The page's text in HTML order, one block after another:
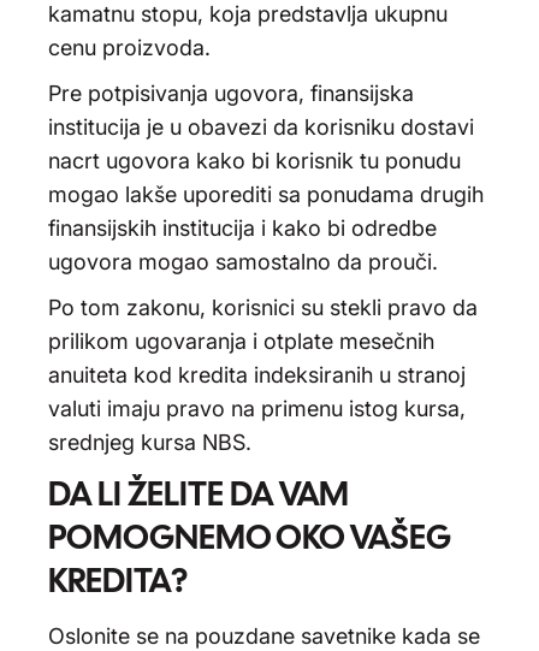
kamatnu stopu, koja predstavlja ukupnu
cenu proizvoda.
Pre potpisivanja ugovora, finansijska
institucija je u obavezi da korisniku dostavi
nacrt ugovora kako bi korisnik tu ponudu
mogao lakše uporediti sa ponudama drugih
finansijskih institucija i kako bi odredbe
ugovora mogao samostalno da prouči.
Po tom zakonu, korisnici su stekli pravo da
prilikom ugovaranja i otplate mesečnih
anuiteta kod kredita indeksiranih u stranoj
valuti imaju pravo na primenu istog kursa,
srednjeg kursa NBS.
DA LI ŽELITE DA VAM
POMOGNEMO OKO VAŠEG
KREDITA?
Oslonite se na pouzdane savetnike kada se